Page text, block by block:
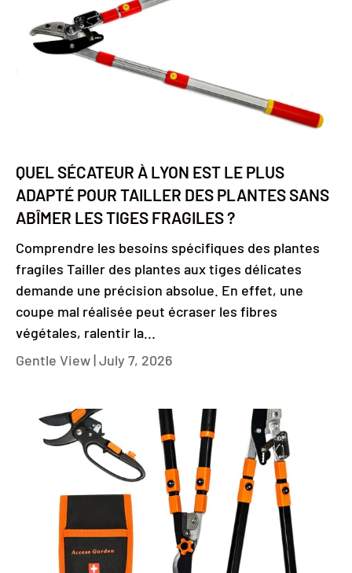
QUEL SÉCATEUR À LYON EST LE PLUS
ADAPTÉ POUR TAILLER DES PLANTES SANS
ABÎMER LES TIGES FRAGILES ?
Comprendre les besoins spécifiques des plantes
fragiles Tailler des plantes aux tiges délicates
demande une précision absolue. En effet, une
coupe mal réalisée peut écraser les fibres
végétales, ralentir la...
Gentle View |July 7, 2026